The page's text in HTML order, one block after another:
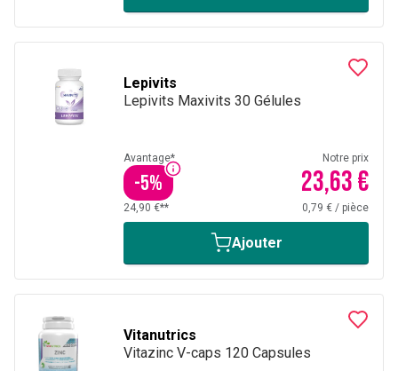
Lepivits
Lepivits Maxivits 30 Gélules
Avantage*
-5%
Notre prix
23,63 €
24,90 €** 0,79 € / pièce
Ajouter
Vitanutrics
Vitazinc V-caps 120 Capsules